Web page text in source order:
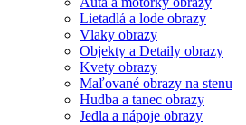
Lietadlá a lode obrazy
Vlaky obrazy
Objekty a Detaily obrazy
Kvety obrazy
Maľované obrazy na stenu
Hudba a tanec obrazy
Jedla a nápoje obrazy